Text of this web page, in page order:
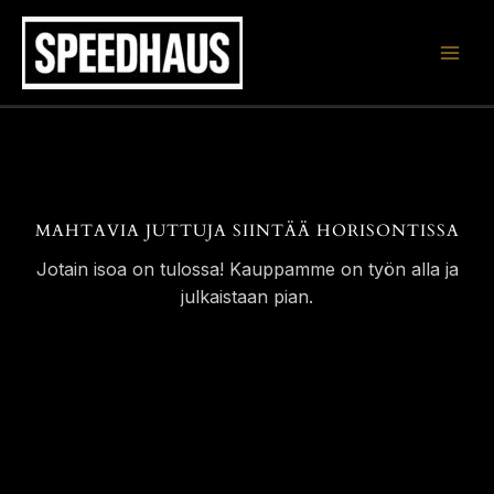
Siirry
sisältöön
MAHTAVIA JUTTUJA SIINTÄÄ HORISONTISSA
Jotain isoa on tulossa! Kauppamme on työn alla ja
julkaistaan pian.